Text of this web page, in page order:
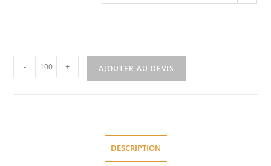
- + AJOUTER AU DEVIS
DESCRIPTION